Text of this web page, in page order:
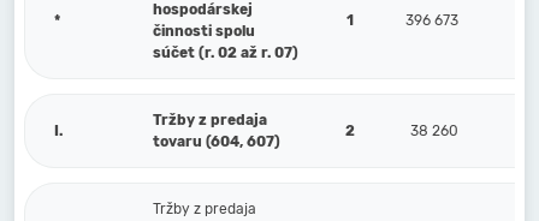
*
hospodárskej
činnosti spolu
súčet (r. 02 až r. 07)
1 396 673
I.
Tržby z predaja
tovaru (604, 607)
2 38 260
Tržby z predaja